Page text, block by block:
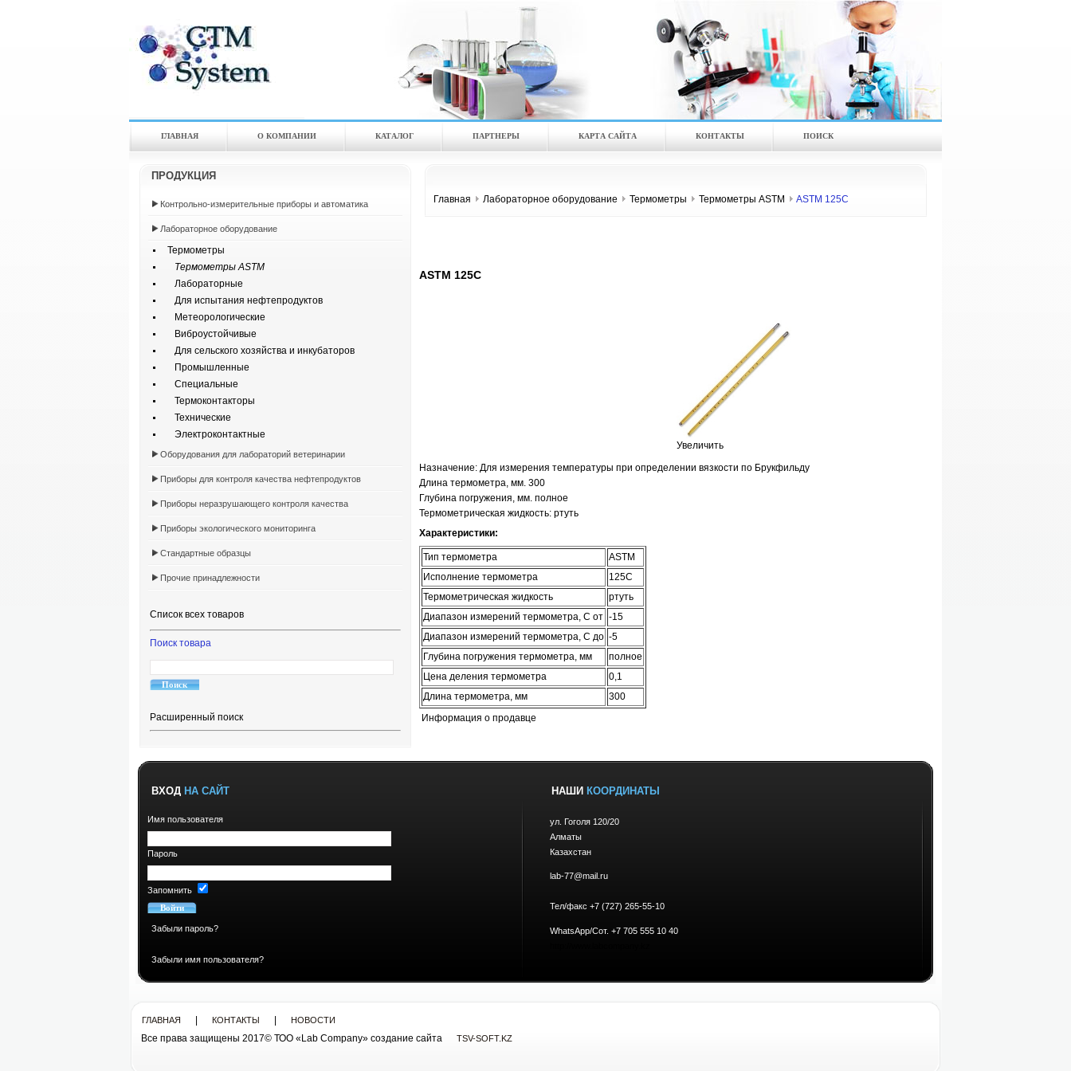
ГЛАВНАЯ О КОМПАНИИ КАТАЛOГ ПАРТНЕРЫ КАРТА САЙТА КОНТАКТЫ ПОИСК
ПРОДУКЦИЯ
Контрольно-измерительные приборы и автоматика
Лабораторное оборудование
Термометры
Термометры ASTM
Лабораторные
Для испытания нефтепродуктов
Метеорологические
Виброустойчивые
Для сельского хозяйства и инкубаторов
Промышленные
Специальные
Термоконтакторы
Технические
Электроконтактные
Оборудования для лабораторий ветеринарии
Приборы для контроля качества нефтепродуктов
Приборы неразрушающего контроля качества
Приборы экологического мониторинга
Стандартные образцы
Прочие принадлежности
Список всех товаров
Поиск товара
Расширенный поиск
Главная Лабораторное оборудование Термометры Термометры ASTM ASTM 125C
ASTM 125C
Увеличить
Назначение: Для измерения температуры при определении вязкости по Брукфильду
Длина термометра, мм. 300
Глубина погружения, мм. полное
Термометрическая жидкость: ртуть
Характеристики:
Тип термометра
ASTM
Исполнение термометра
125C
Термометрическая жидкость
ртуть
Диапазон измерений термометра, С от -15
Диапазон измерений термометра, С до -5
Глубина погружения термометра, мм
полное
Цена деления термометра
0,1
Длина термометра, мм
300
Информация о продавце
ВХОД НА САЙТ
Имя пользователя
Пароль
Запомнить
Забыли пароль?
Забыли имя пользователя?
НАШИ КООРДИНАТЫ
ул. Гоголя 120/20
Алматы
Казахстан
lab-77@mail.ru
Тел/факс +7 (727) 265-55-10
WhatsApp/Сот. +7 705 555 10 40
ГЛАВНАЯ КОНТАКТЫ НОВОСТИ
Все права защищены 2017© ТОО «Lab Company» cоздание сайта TSV-SOFT.KZ